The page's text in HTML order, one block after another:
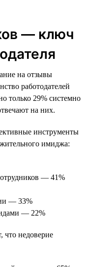
— ключ
на отзывы
работодателей
только 29% системно
на них.
инструменты
имиджа:
— 41%
— 33%
— 22%
что недоверие